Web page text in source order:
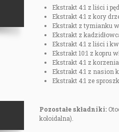
Ekstrakt 4:1 z liści i
Ekstrakt 4:1 z kory
Ekstrakt z tymianku
Ekstrakt z
Ekstrakt 4:1 z liści i
Ekstrakt 10:1 z kopru
Ekstrakt 4:1 z
Ekstrakt 4:1 z nasion
Ekstrakt 4:1 ze
Pozostałe składniki:
koloidalna).